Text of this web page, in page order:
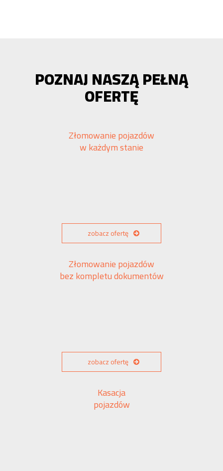
POZNAJ NASZĄ PEŁNĄ
OFERTĘ
Złomowanie pojazdów
w każdym stanie
zobacz ofertę
Złomowanie pojazdów
bez kompletu dokumentów
zobacz ofertę
Kasacja
pojazdów